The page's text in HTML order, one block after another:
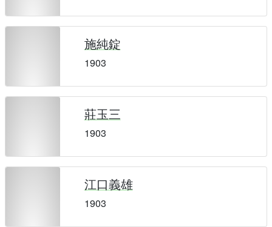
施純錠
1903
莊玉三
1903
江口義雄
1903